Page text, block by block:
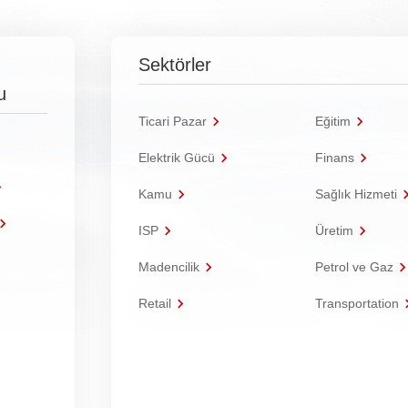
Sektörler
Ticari Pazar Eğitim
Elektrik Gücü Finans
Kamu Sağlık Hizmeti
ISP Üretim
Madencilik Petrol ve Gaz
Retail Transportation